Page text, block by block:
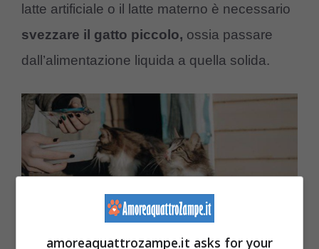
latte artificiale o il latte materno è necessario
svezzare il gatto piccolo, ossia passare
dall’alimentazione liquida a quella solida.
amoreaquattrozampe.it asks for your